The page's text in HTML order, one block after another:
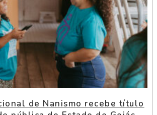
de Nanismo recebe título